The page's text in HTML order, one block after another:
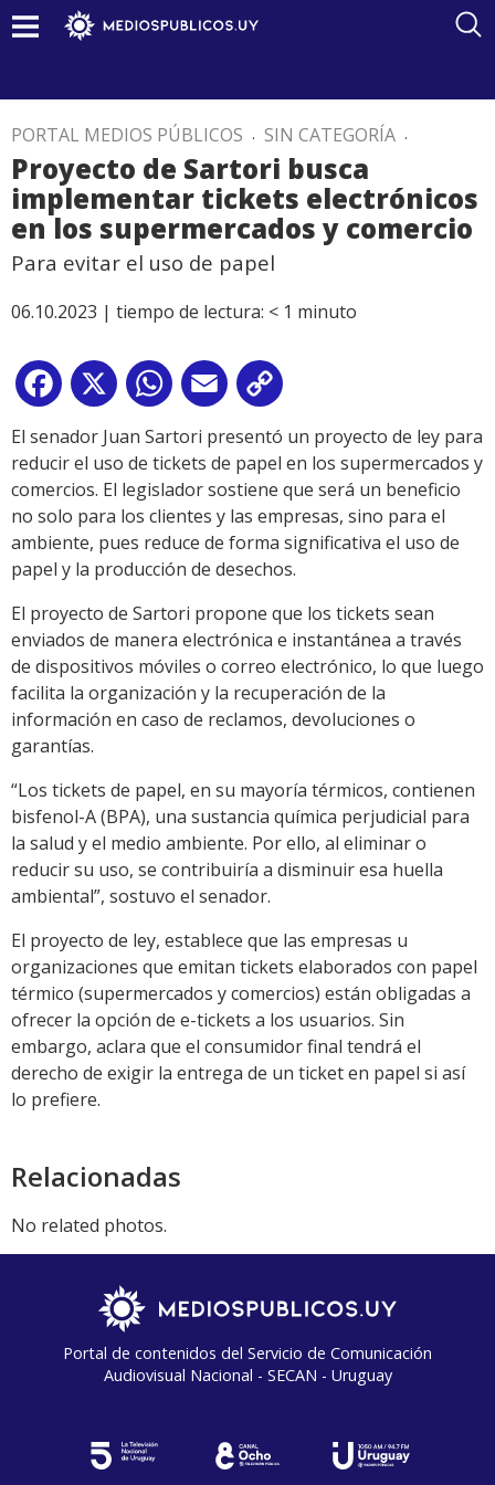
PORTAL MEDIOS PÚBLICOS . SIN CATEGORÍA .
Proyecto de Sartori busca
implementar tickets electrónicos
en los supermercados y comercio
Para evitar el uso de papel
06.10.2023 | tiempo de lectura: < 1 minuto
Facebook
X WhatsApp
Email
Link
El senador Juan Sartori presentó un proyecto de ley para
reducir el uso de tickets de papel en los supermercados y
comercios. El legislador sostiene que será un beneficio
no solo para los clientes y las empresas, sino para el
ambiente, pues reduce de forma significativa el uso de
papel y la producción de desechos.
El proyecto de Sartori propone que los tickets sean
enviados de manera electrónica e instantánea a través
de dispositivos móviles o correo electrónico, lo que luego
facilita la organización y la recuperación de la
información en caso de reclamos, devoluciones o
garantías.
“Los tickets de papel, en su mayoría térmicos, contienen
bisfenol-A (BPA), una sustancia química perjudicial para
la salud y el medio ambiente. Por ello, al eliminar o
reducir su uso, se contribuiría a disminuir esa huella
ambiental”, sostuvo el senador.
El proyecto de ley, establece que las empresas u
organizaciones que emitan tickets elaborados con papel
térmico (supermercados y comercios) están obligadas a
ofrecer la opción de e-tickets a los usuarios. Sin
embargo, aclara que el consumidor final tendrá el
derecho de exigir la entrega de un ticket en papel si así
lo prefiere.
Relacionadas
No related photos.
Portal de contenidos del Servicio de Comunicación
Audiovisual Nacional - SECAN - Uruguay